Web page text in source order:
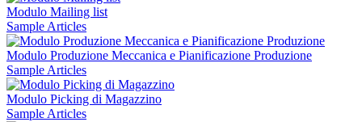
Modulo Mailing list
Sample Articles
Modulo Produzione Meccanica e Pianificazione Produzione
Sample Articles
Modulo Picking di Magazzino
Sample Articles